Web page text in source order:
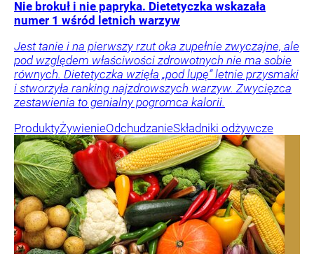
Nie brokuł i nie papryka. Dietetyczka wskazała
numer 1 wśród letnich warzyw
Jest tanie i na pierwszy rzut oka zupełnie zwyczajne, ale
pod względem właściwości zdrowotnych nie ma sobie
równych. Dietetyczka wzięła „pod lupę” letnie przysmaki
i stworzyła ranking najzdrowszych warzyw. Zwycięzca
zestawienia to genialny pogromca kalorii.
ProduktyŻywienieOdchudzanieSkładniki odżywcze